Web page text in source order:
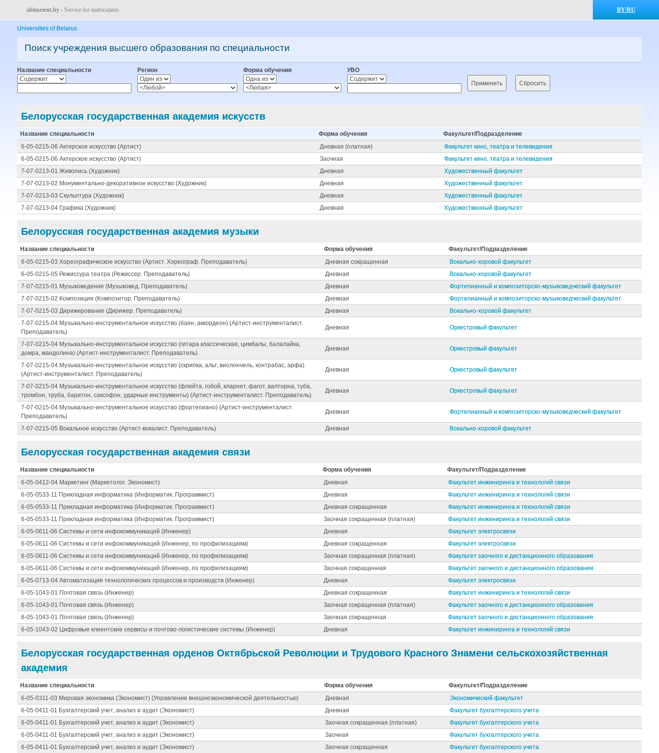
BY/RU
abiturient.by - Service for matriculants
Universities of Belarus
Поиск учреждения высшего образования по специальности
Название специальности Регион Форма обучения УВО
Белорусская государственная академия искусств
Название специальности Форма обучения
Факультет/Подразделение
6-05-0215-06 Актерское искусство (Артист)
Дневная (платная)
Факультет кино, театра и телевидения
6-05-0215-06 Актерское искусство (Артист)
Заочная
Факультет кино, театра и телевидения
7-07-0213-01 Живопись (Художник)
Дневная
Художественный факультет
7-07-0213-02 Монументально-декоративное искусство (Художник)
Дневная
Художественный факультет
7-07-0213-03 Скульптура (Художник)
Дневная
Художественный факультет
7-07-0213-04 Графика (Художник)
Дневная Художественный факультет
Белорусская государственная академия музыки
Название специальности Форма обучения
Факультет/Подразделение
6-05-0215-03 Хореографическое искусство (Артист. Хореограф. Преподаватель)
Дневная сокращенная
Вокально-хоровой факультет
6-05-0215-05 Режиссура театра (Режиссер. Преподаватель)
Дневная
Вокально-хоровой факультет
7-07-0215-01 Музыковедение (Музыковед. Преподаватель)
Дневная
Фортепианный и композиторско-музыковедческий факультет
7-07-0215-02 Композиция (Композитор. Преподаватель)
Дневная
Фортепианный и композиторско-музыковедческий факультет
7-07-0215-03 Дирижирование (Дирижер. Преподаватель)
Дневная
Вокально-хоровой факультет
7-07-0215-04 Музыкально-инструментальное искусство (баян, аккордеон) (Артист-инструменталист.
Преподаватель)
Дневная Оркестровый факультет
7-07-0215-04 Музыкально-инструментальное искусство (гитара классическая, цимбалы, балалайка,
домра, мандолина) (Артист-инструменталист. Преподаватель)
Дневная Оркестровый факультет
7-07-0215-04 Музыкально-инструментальное искусство (скрипка, альт, виолончель, контрабас, арфа)
(Артист-инструменталист. Преподаватель)
Дневная Оркестровый факультет
7-07-0215-04 Музыкально-инструментальное искусство (флейта, гобой, кларнет, фагот, валторна, туба,
тромбон, труба, баритон, саксофон, ударные инструменты) (Артист-инструменталист. Преподаватель)
Дневная Оркестровый факультет
7-07-0215-04 Музыкально-инструментальное искусство (фортепиано) (Артист-инструменталист.
Преподаватель)
Дневная Фортепианный и композиторско-музыковедческий факультет
7-07-0215-05 Вокальное искусство (Артист-вокалист. Преподаватель) Дневная Вокально-хоровой факультет
Белорусская государственная академия связи
Название специальности Форма обучения
Факультет/Подразделение
6-05-0412-04 Маркетинг (Маркетолог. Экономист)
Дневная
Факультет инжиниринга и технологий связи
6-05-0533-11 Прикладная информатика (Информатик. Программист)
Дневная
Факультет инжиниринга и технологий связи
6-05-0533-11 Прикладная информатика (Информатик. Программист)
Дневная сокращенная
Факультет инжиниринга и технологий связи
6-05-0533-11 Прикладная информатика (Информатик. Программист)
Заочная сокращенная (платная)
Факультет инжиниринга и технологий связи
6-05-0611-06 Системы и сети инфокоммуникаций (Инженер)
Дневная
Факультет электросвязи
6-05-0611-06 Системы и сети инфокоммуникаций (Инженер, по профилизациям)
Дневная сокращенная
Факультет электросвязи
6-05-0611-06 Системы и сети инфокоммуникаций (Инженер, по профилизациям)
Заочная сокращенная (платная)
Факультет заочного и дистанционного образования
6-05-0611-06 Системы и сети инфокоммуникаций (Инженер, по профилизациям)
Заочная сокращенная
Факультет заочного и дистанционного образования
6-05-0713-04 Автоматизация технологических процессов и производств (Инженер)
Дневная
Факультет электросвязи
6-05-1043-01 Почтовая связь (Инженер)
Дневная сокращенная
Факультет инжиниринга и технологий связи
6-05-1043-01 Почтовая связь (Инженер)
Заочная сокращенная (платная)
Факультет заочного и дистанционного образования
6-05-1043-01 Почтовая связь (Инженер)
Заочная сокращенная
Факультет заочного и дистанционного образования
6-05-1043-02 Цифровые клиентские сервисы и почтово-логистические системы (Инженер)
Дневная Факультет инжиниринга и технологий связи
Белорусская государственная орденов Октябрьской Революции и Трудового Красного Знамени сельскохозяйственная
академия
Название специальности Форма обучения
Факультет/Подразделение
6-05-0311-03 Мировая экономика (Экономист) (Управление внешнеэкономической деятельностью)
Дневная
Экономический факультет
6-05-0411-01 Бухгалтерский учет, анализ и аудит (Экономист)
Дневная
Факультет бухгалтерского учета
6-05-0411-01 Бухгалтерский учет, анализ и аудит (Экономист)
Заочная сокращенная (платная)
Факультет бухгалтерского учета
6-05-0411-01 Бухгалтерский учет, анализ и аудит (Экономист)
Заочная
Факультет бухгалтерского учета
6-05-0411-01 Бухгалтерский учет, анализ и аудит (Экономист)
Заочная сокращенная
Факультет бухгалтерского учета